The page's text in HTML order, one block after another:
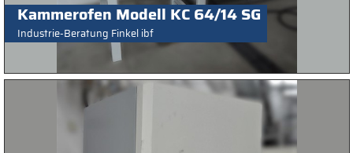
Kammerofen Modell KC 64/14 SG
Industrie-Beratung Finkel ibf